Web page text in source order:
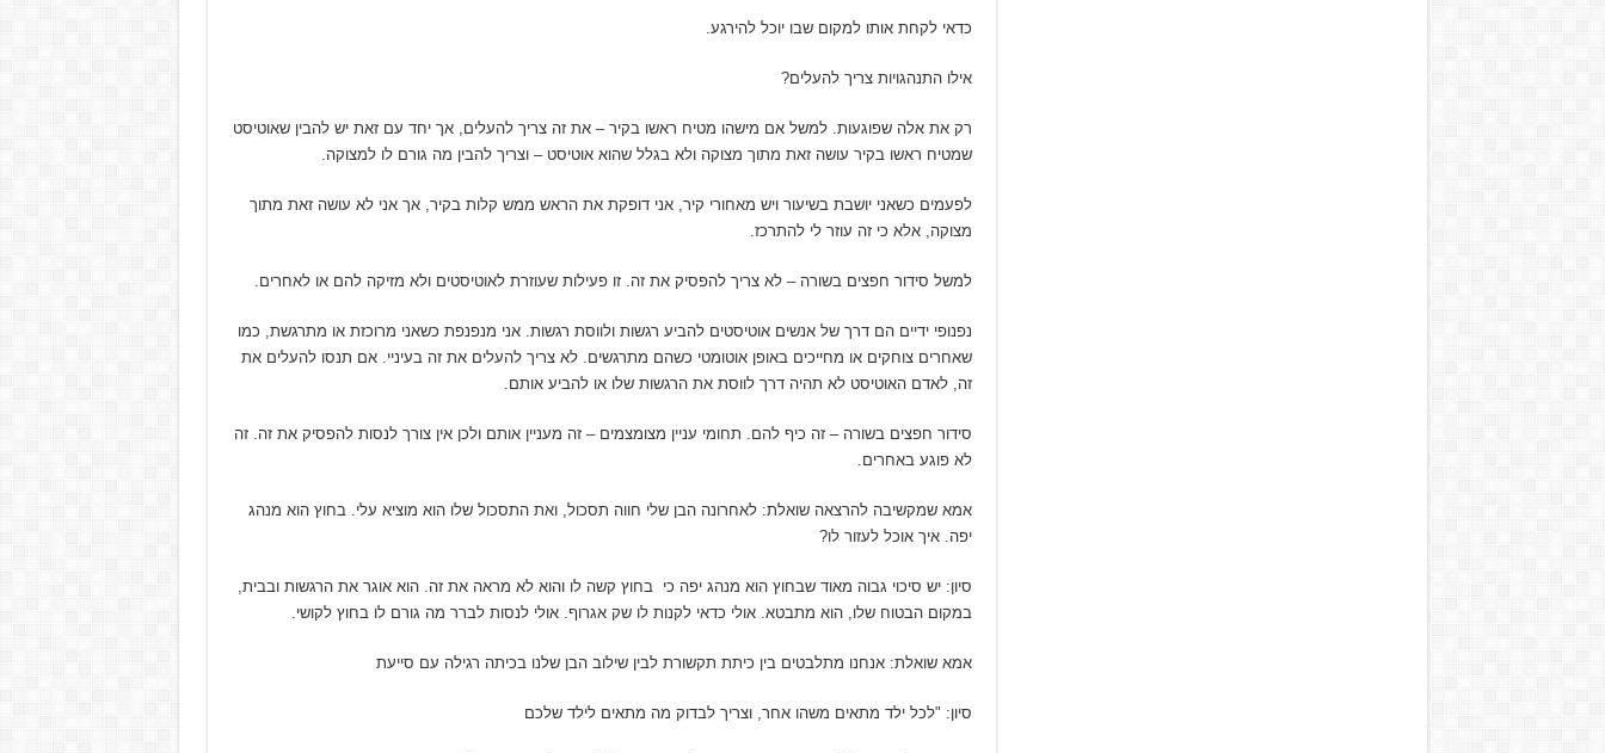
כדאי לקחת אותו למקום שבו יוכל להירגע.
אילו התנהגויות צריך להעלים?
רק את אלה שפוגעות. למשל אם מישהו מטיח ראשו בקיר – את זה צריך להעלים, אך יחד עם זאת יש להבין שאוטיסט
שמטיח ראשו בקיר עושה זאת מתוך מצוקה ולא בגלל שהוא אוטיסט – וצריך להבין מה גורם לו למצוקה.
לפעמים כשאני יושבת בשיעור ויש מאחורי קיר, אני דופקת את הראש ממש קלות בקיר, אך אני לא עושה זאת מתוך
מצוקה, אלא כי זה עוזר לי להתרכז.
למשל סידור חפצים בשורה – לא צריך להפסיק את זה. זו פעילות שעוזרת לאוטיסטים ולא מזיקה להם או לאחרים.
נפנופי ידיים הם דרך של אנשים אוטיסטים להביע רגשות ולווסת רגשות. אני מנפנפת כשאני מרוכזת או מתרגשת, כמו
שאחרים צוחקים או מחייכים באופן אוטומטי כשהם מתרגשים. לא צריך להעלים את זה בעיניי. אם תנסו להעלים את
זה, לאדם האוטיסט לא תהיה דרך לווסת את הרגשות שלו או להביע אותם.
סידור חפצים בשורה – זה כיף להם. תחומי עניין מצומצמים – זה מעניין אותם ולכן אין צורך לנסות להפסיק את זה. זה
לא פוגע באחרים.
אמא שמקשיבה להרצאה שואלת: לאחרונה הבן שלי חווה תסכול, ואת התסכול שלו הוא מוציא עלי. בחוץ הוא מנהג
יפה. איך אוכל לעזור לו?
סיון: יש סיכוי גבוה מאוד שבחוץ הוא מנהג יפה כי בחוץ קשה לו והוא לא מראה את זה. הוא אוגר את הרגשות ובבית,
במקום הבטוח שלו, הוא מתבטא. אולי כדאי לקנות לו שק אגרוף. אולי לנסות לברר מה גורם לו בחוץ לקושי.
אמא שואלת: אנחנו מתלבטים בין כיתת תקשורת לבין שילוב הבן שלנו בכיתה רגילה עם סייעת
סיון: "לכל ילד מתאים משהו אחר, וצריך לבדוק מה מתאים לילד שלכם